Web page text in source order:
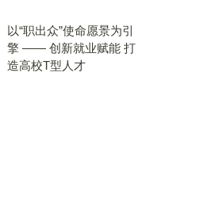
以“职出众”使命愿景为引
擎 —— 创新就业赋能 打
造高校T型人才